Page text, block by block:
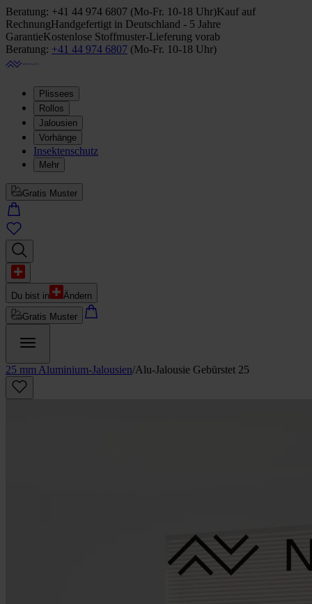
Beratung: +41 44 974 6807 (Mo-Fr. 10-18 Uhr)Kauf auf
RechnungHandgefertigt in Deutschland - 5 Jahre
GarantieKostenlose Stoffmuster-Lieferung vorab
Beratung: +41 44 974 6807 (Mo-Fr. 10-18 Uhr)
Plissees
Rollos
Jalousien
Vorhänge
Insektenschutz
Mehr
Gratis Muster
Du bist in
Ändern
Gratis Muster
25 mm Aluminium-Jalousien/Alu-Jalousie Gebürstet 25